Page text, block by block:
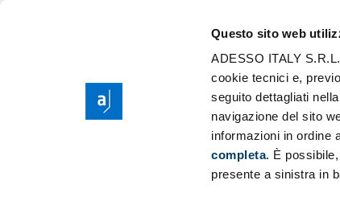
Questo sito web
ADESSO ITALY
cookie tecnici e,
seguito dettagliati
navigazione del sito
informazioni in ordine
completa. È
presente a sinistra in
Purpose,
Sponsorship
Scaling AI
Migrazione
Sviluppo
NASCE